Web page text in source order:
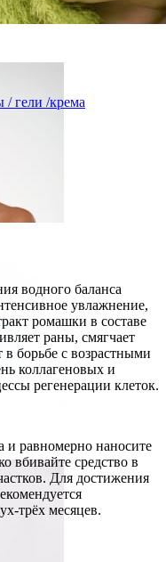
/ гели /крема
водного баланса
увлажнение,
ромашки в составе
раны, смягчает
борьбе с возрастными
коллагеновых и
регенерации клеток.
и равномерно наносите
вбивайте средство в
Для достижения
трёх месяцев.